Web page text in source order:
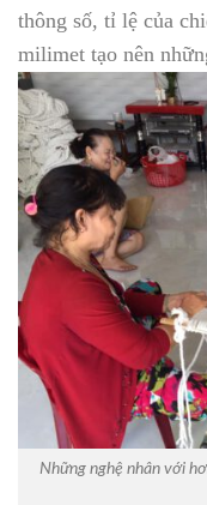
thông số, tỉ lệ của
milimet tạo nên
Những nghệ nhân với